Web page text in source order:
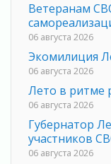
Ветеранам
06 августа 2026
Экомилиция
06 августа 2026
Лето в ритме
06 августа 2026
Губернатор
участников
06 августа 2026